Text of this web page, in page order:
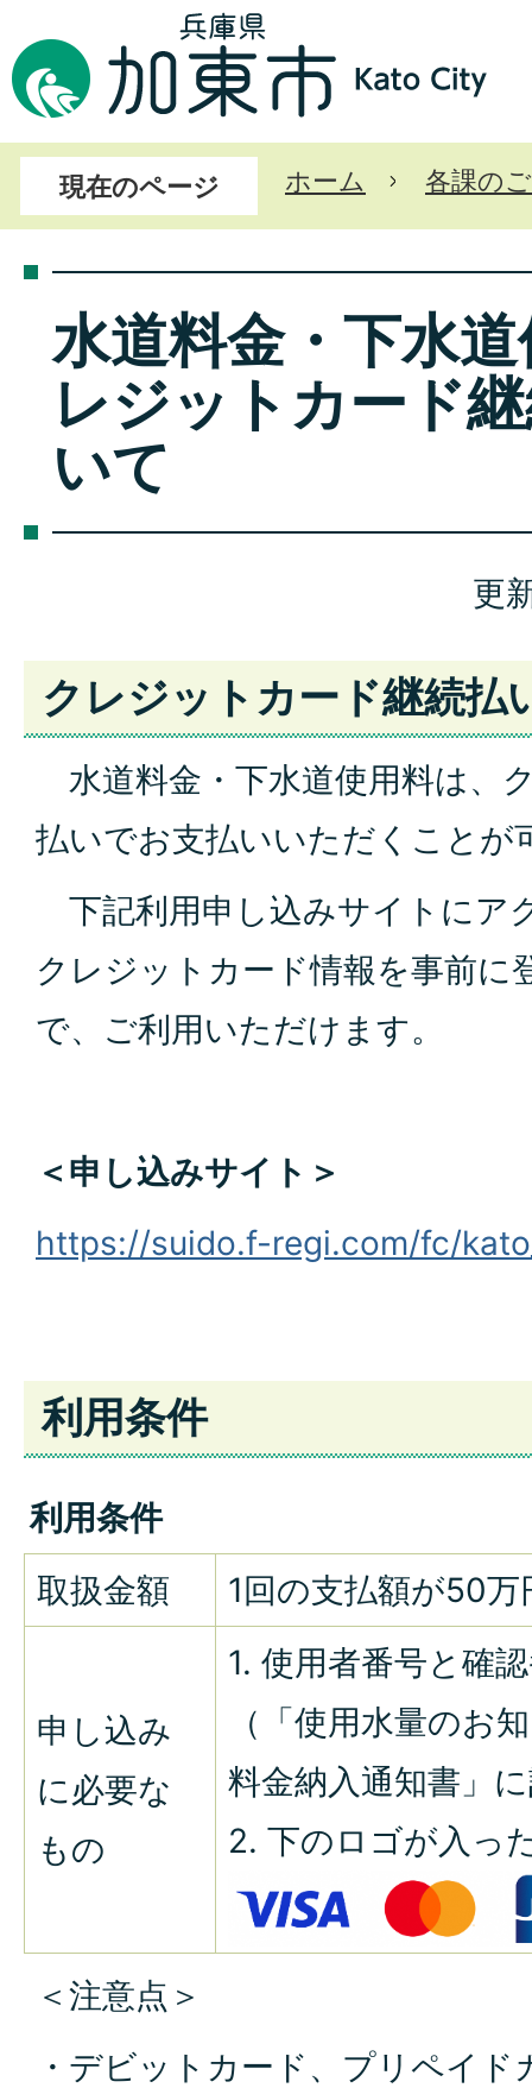
現在のページ ホーム 各課の
水道料金・下水
レジットカード
いて
更
クレジットカード継続払
水道料金・下水道使用料は、
払いでお支払いいただくことが
下記利用申し込みサイトにア
クレジットカード情報を事前に
で、ご利用いただけます。
＜申し込みサイト＞
https://suido.f-regi.com/fc/ka
利用条件
利用条件
取扱金額
1回の支払額が50万
申し込み
に必要な
もの
1. 使用者番号と確
（「使用水量のお
料金納入通知書」
2. 下のロゴが入っ
＜注意点＞
・デビットカード、プリ ペイド